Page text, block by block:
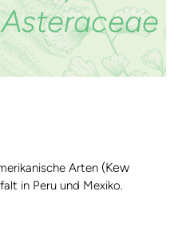
Arten (Kew
in Peru und Mexiko.